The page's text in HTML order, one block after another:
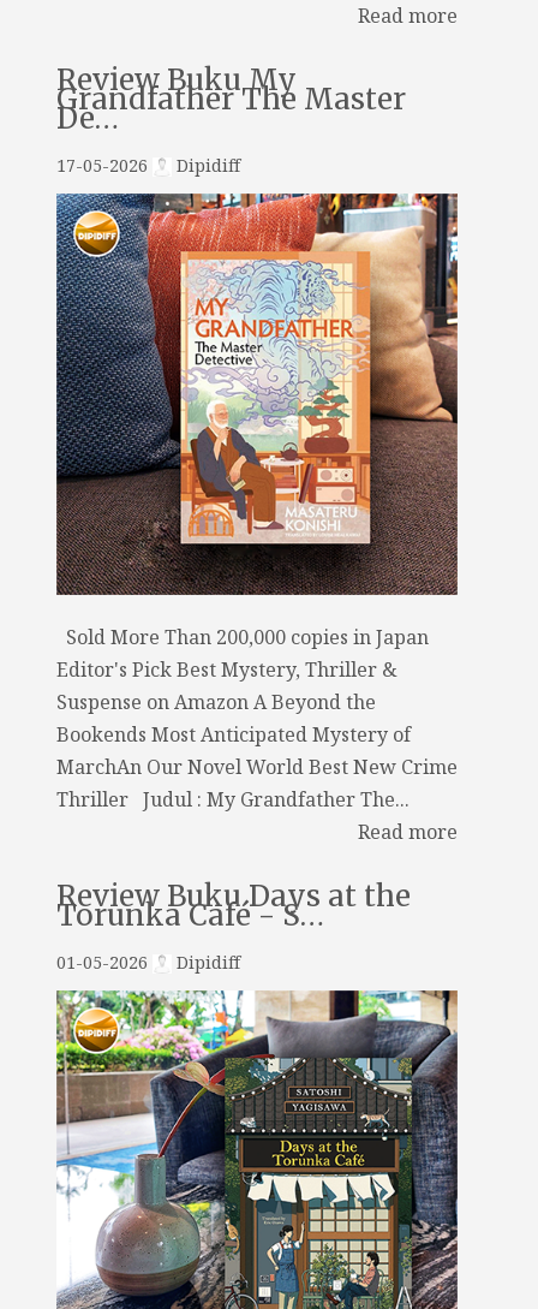
Read more
Review Buku My
Grandfather The Master
De…
17-05-2026 Dipidiff
Sold More Than 200,000 copies in Japan
Editor's Pick Best Mystery, Thriller &
Suspense on Amazon A Beyond the
Bookends Most Anticipated Mystery of
MarchAn Our Novel World Best New Crime
Thriller Judul : My Grandfather The...
Read more
Review Buku Days at the
Torunka Café - S…
01-05-2026 Dipidiff